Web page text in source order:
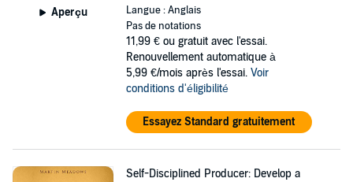
Aperçu
Langue : Anglais
Pas de notations
11,99 € ou gratuit avec l'essai.
Renouvellement automatique à
5,99 €/mois après l'essai. Voir
conditions d'éligibilité
Essayez Standard gratuitement
Self-Disciplined Producer: Develop a